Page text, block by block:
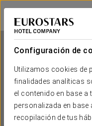
Configuración de
Utilizamos cookies de
finalidades analíticas
el contenido en base a
personalizada en base
recopilación de tus
Tandem Solera
CÁDIZ - JEREZ DE LA FRONTERA
CÁDIZ -